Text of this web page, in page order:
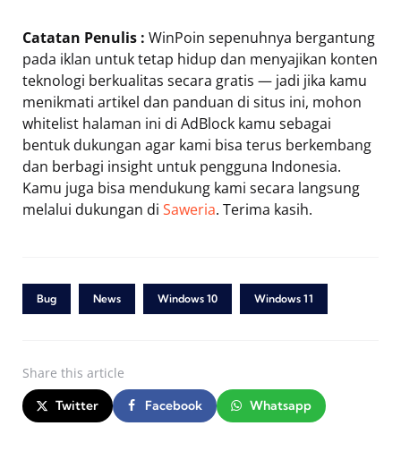
Catatan Penulis : WinPoin sepenuhnya bergantung
pada iklan untuk tetap hidup dan menyajikan konten
teknologi berkualitas secara gratis — jadi jika kamu
menikmati artikel dan panduan di situs ini, mohon
whitelist halaman ini di AdBlock kamu sebagai
bentuk dukungan agar kami bisa terus berkembang
dan berbagi insight untuk pengguna Indonesia.
Kamu juga bisa mendukung kami secara langsung
melalui dukungan di Saweria. Terima kasih.
Bug News Windows 10 Windows 11
Share this article
Twitter Facebook Whatsapp